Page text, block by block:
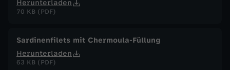
Herunterladen
70 KB (PDF)
Sardinenfilets mit Chermoula-Füllung
Herunterladen
63 KB (PDF)